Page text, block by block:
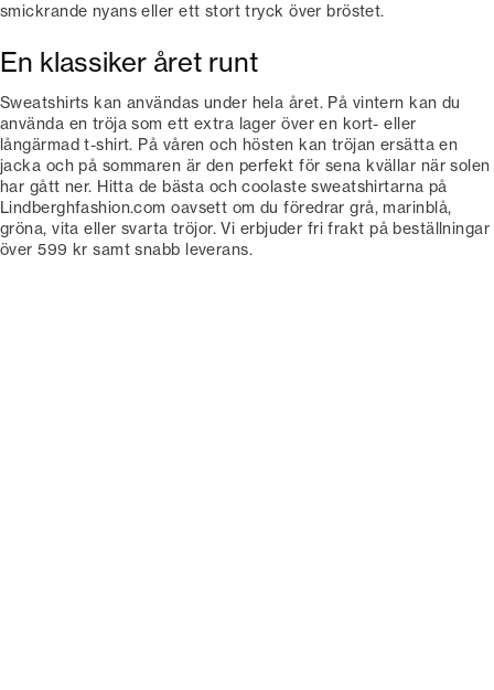
smickrande nyans eller ett stort tryck över bröstet.
En klassiker året runt
Sweatshirts kan användas under hela året. På vintern kan du
använda en tröja som ett extra lager över en kort- eller
långärmad t-shirt. På våren och hösten kan tröjan ersätta en
jacka och på sommaren är den perfekt för sena kvällar när solen
har gått ner. Hitta de bästa och coolaste sweatshirtarna på
Lindberghfashion.com oavsett om du föredrar grå, marinblå,
gröna, vita eller svarta tröjor. Vi erbjuder fri frakt på beställningar
över 599 kr samt snabb leverans.